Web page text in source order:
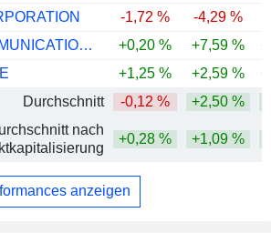
-1,72 %
-4,29 %
ONE97 COMMUNICATIONS LIMITED
+0,20 % +7,59 %
+1,25 % +2,59 %
Durchschnitt
-0,12 % +2,50 %
nach
+0,28 % +1,09 %
anzeigen